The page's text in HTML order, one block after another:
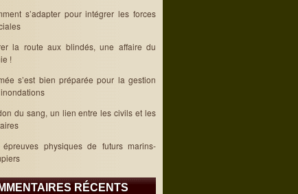
s’adapter pour intégrer les forces
la route aux blindés, une affaire du
!
s’est bien préparée pour la gestion
du sang, un lien entre les civils et les
épreuves physiques de futurs marins-
RÉCENTS